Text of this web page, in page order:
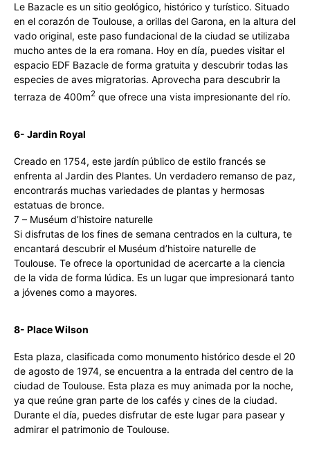
Le Bazacle es un sitio geológico, histórico y turístico. Situado
en el corazón de Toulouse, a orillas del Garona, en la altura del
vado original, este paso fundacional de la ciudad se utilizaba
mucho antes de la era romana. Hoy en día, puedes visitar el
espacio EDF Bazacle de forma gratuita y descubrir todas las
especies de aves migratorias. Aprovecha para descubrir la
terraza de 400m2 que ofrece una vista impresionante del río.
6- Jardin Royal
Creado en 1754, este jardín público de estilo francés se
enfrenta al Jardin des Plantes. Un verdadero remanso de paz,
encontrarás muchas variedades de plantas y hermosas
estatuas de bronce.
7 – Muséum d’histoire naturelle
Si disfrutas de los fines de semana centrados en la cultura, te
encantará descubrir el Muséum d’histoire naturelle de
Toulouse. Te ofrece la oportunidad de acercarte a la ciencia
de la vida de forma lúdica. Es un lugar que impresionará tanto
a jóvenes como a mayores.
8- Place Wilson
Esta plaza, clasificada como monumento histórico desde el 20
de agosto de 1974, se encuentra a la entrada del centro de la
ciudad de Toulouse. Esta plaza es muy animada por la noche,
ya que reúne gran parte de los cafés y cines de la ciudad.
Durante el día, puedes disfrutar de este lugar para pasear y
admirar el patrimonio de Toulouse.